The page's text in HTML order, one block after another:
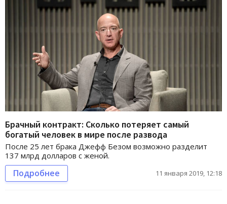
Брачный контракт: Сколько потеряет самый
богатый человек в мире после развода
После 25 лет брака Джефф Безом возможно разделит
137 млрд долларов с женой.
Подробнее 11 января 2019, 12:18